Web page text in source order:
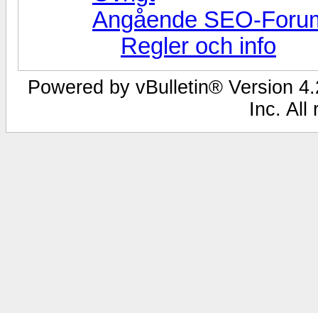
Angående SEO-
Regler och info
Powered by vBulletin® Version
Inc. All